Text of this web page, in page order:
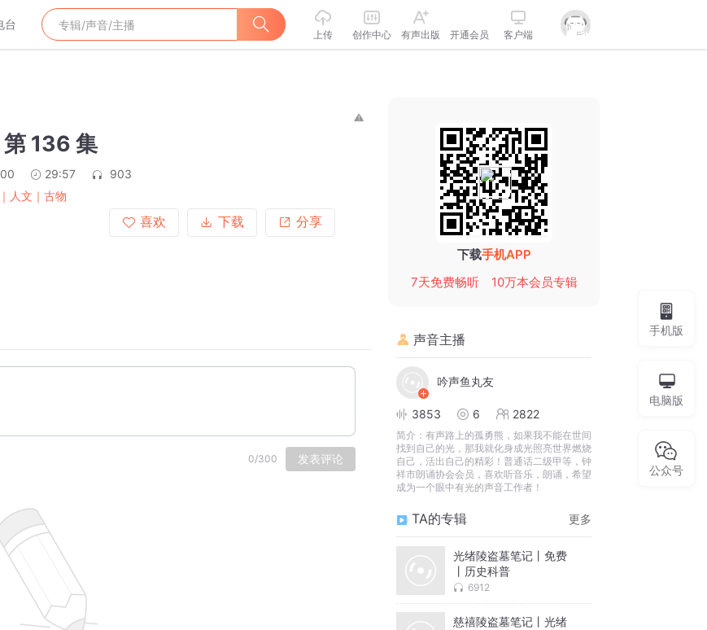
台
上传 创作中心 有声出版 开通会员 客户端
第 136 集
29:57
903
人文｜古物
喜欢
下载 分享
0/300 发表评论
下载手机APP
7天免费畅听
10万本会员专辑
声音主播
吟声鱼丸友
3853 6 2822
简介： 有声路上的孤勇熊，如果我不能在世间
找到自己的光，那我就化身成光照亮世界燃烧
自己，活出自己的精彩！普通话二级甲等，钟
祥市朗诵协会会员，喜欢听音乐，朗诵，希望
成为一个眼中有光的声音工作者！
TA的专辑 更多
光绪陵盗墓笔记丨免费
丨历史科普
6912
慈禧陵盗墓笔记丨光绪
手机版
电脑版
公众号